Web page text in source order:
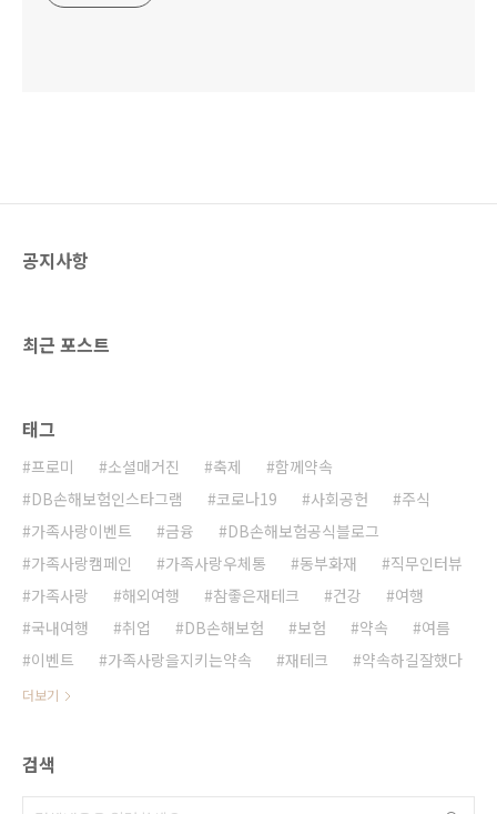
공지사항
최근 포스트
태그
프로미 소셜매거진 축제
함께약속
DB손해보험인스타그램
코로나19 사회공헌
주식
가족사랑이벤트
금융
DB손해보험공식블로그
가족사랑캠페인
가족사랑우체통 동부화재
직무인터뷰
가족사랑
해외여행 참좋은재테크 건강
여행
국내여행
취업 DB손해보험 보험 약속
여름
이벤트
가족사랑을지키는약속 재테크 약속하길잘했다
더보기
검색